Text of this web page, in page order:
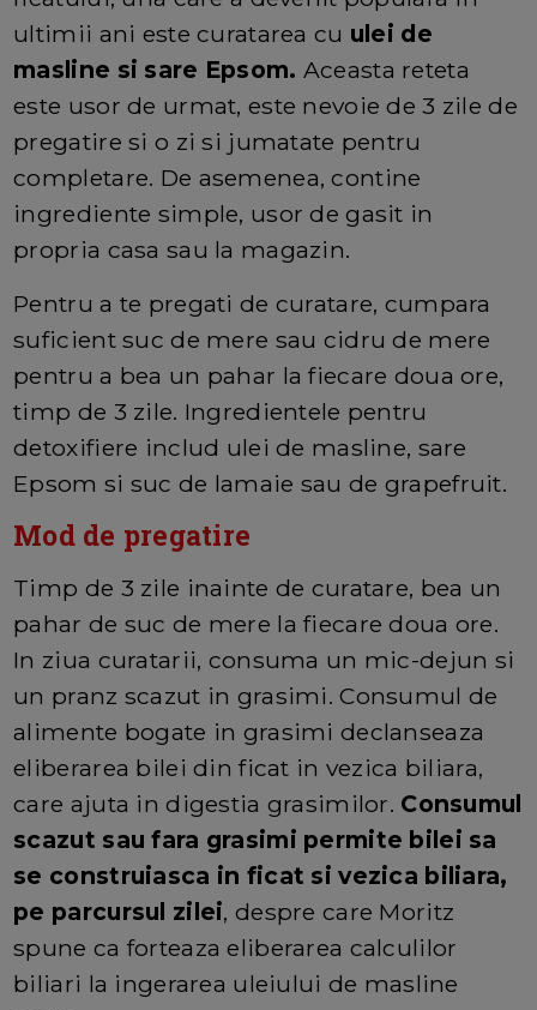
ultimii ani este curatarea cu ulei de
masline si sare Epsom. Aceasta reteta
este usor de urmat, este nevoie de 3 zile de
pregatire si o zi si jumatate pentru
completare. De asemenea, contine
ingrediente simple, usor de gasit in
propria casa sau la magazin.
Pentru a te pregati de curatare, cumpara
suficient suc de mere sau cidru de mere
pentru a bea un pahar la fiecare doua ore,
timp de 3 zile. Ingredientele pentru
detoxifiere includ ulei de masline, sare
Epsom si suc de lamaie sau de grapefruit.
Mod de pregatire
Timp de 3 zile inainte de curatare, bea un
pahar de suc de mere la fiecare doua ore.
In ziua curatarii, consuma un mic-dejun si
un pranz scazut in grasimi. Consumul de
alimente bogate in grasimi declanseaza
eliberarea bilei din ficat in vezica biliara,
care ajuta in digestia grasimilor. Consumul
scazut sau fara grasimi permite bilei sa
se construiasca in ficat si vezica biliara,
pe parcursul zilei, despre care Moritz
spune ca forteaza eliberarea calculilor
biliari la ingerarea uleiului de masline